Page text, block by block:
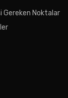
Gereken Noktalar